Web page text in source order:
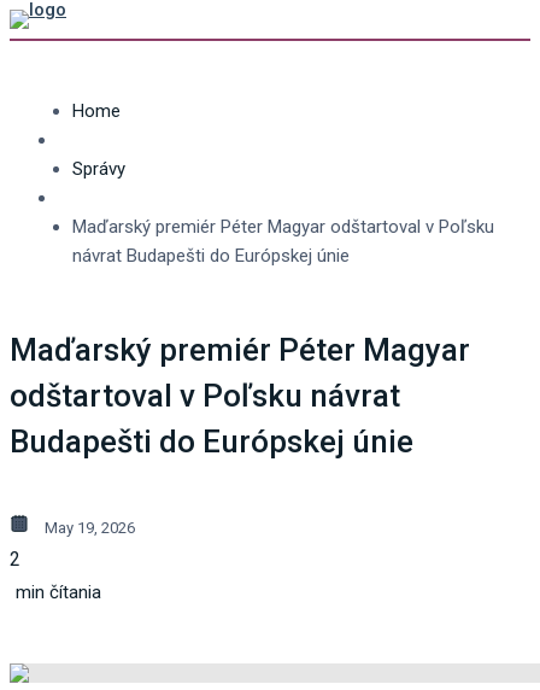
Home
Správy
Maďarský premiér Péter Magyar odštartoval v Poľsku
návrat Budapešti do Európskej únie
Maďarský premiér Péter Magyar
odštartoval v Poľsku návrat
Budapešti do Európskej únie
May 19, 2026
2
min čítania